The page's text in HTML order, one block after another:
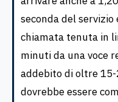
seconda del servizio
chiamata tenuta in
minuti da una voce
addebito di oltre
dovrebbe essere